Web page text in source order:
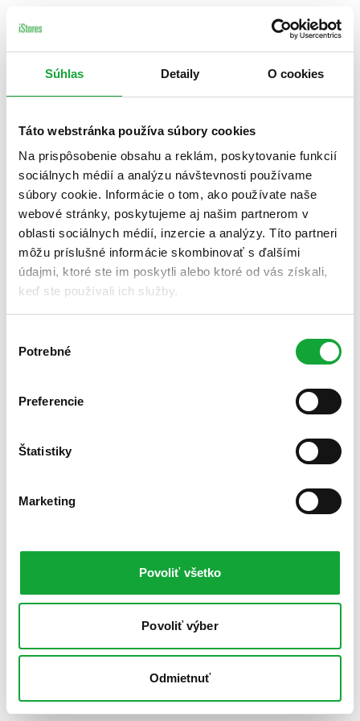
Súhlas Detaily O cookies
Táto webstránka používa súbory cookies
Na prispôsobenie obsahu a reklám, poskytovanie funkcií
sociálnych médií a analýzu návštevnosti používame
súbory cookie. Informácie o tom, ako používate naše
webové stránky, poskytujeme aj našim partnerom v
oblasti sociálnych médií, inzercie a analýzy. Títo partneri
môžu príslušné informácie skombinovať s ďalšími
údajmi, ktoré ste im poskytli alebo ktoré od vás získali,
keď ste používali ich služby.
súhlasu
Potrebné
Preferencie
Štatistiky
Marketing
Povoliť všetko
Povoliť výber
Odmietnuť